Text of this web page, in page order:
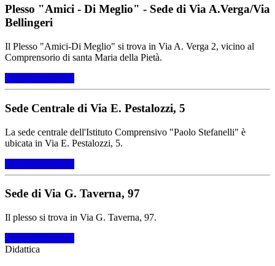
Plesso "Amici - Di Meglio" - Sede di Via A.Verga/Via
Bellingeri
Il Plesso "Amici-Di Meglio" si trova in Via A. Verga 2, vicino al
Comprensorio di santa Maria della Pietà.
Per saperne di più
Sede Centrale di Via E. Pestalozzi, 5
La sede centrale dell'Istituto Comprensivo "Paolo Stefanelli" è
ubicata in Via E. Pestalozzi, 5.
Per saperne di più
Sede di Via G. Taverna, 97
Il plesso si trova in Via G. Taverna, 97.
Per saperne di più
Didattica